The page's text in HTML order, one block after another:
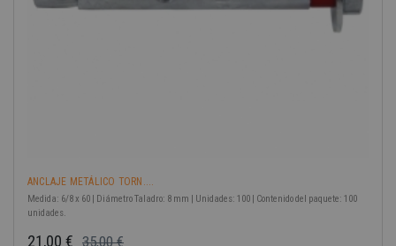
ANCLAJE METÁLICO TORN....
Medida: 6/8 x 60 | Diámetro Taladro: 8 mm | Unidades: 100 | Contenido del paquete: 100
unidades.
35,00 €
21,00 €